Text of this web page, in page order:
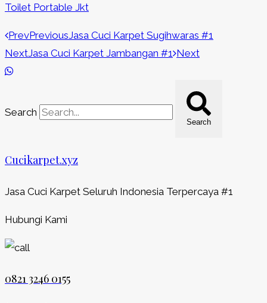
Toilet Portable Jkt
PrevPreviousJasa Cuci Karpet Sugihwaras #1
NextJasa Cuci Karpet Jambangan #1 Next
Search
Search
Cucikarpet.xyz
Jasa Cuci Karpet Seluruh Indonesia Terpercaya #1
Hubungi Kami
0821 3246 0155​